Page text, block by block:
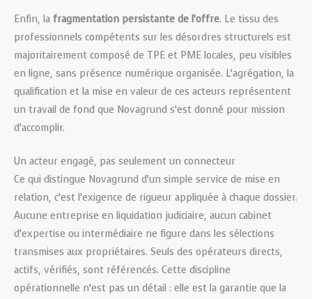
Enfin, la fragmentation persistante de l’offre. Le tissu des
professionnels compétents sur les désordres structurels est
majoritairement composé de TPE et PME locales, peu visibles
en ligne, sans présence numérique organisée. L’agrégation, la
qualification et la mise en valeur de ces acteurs représentent
un travail de fond que Novagrund s’est donné pour mission
d’accomplir.
Un acteur engagé, pas seulement un connecteur
Ce qui distingue Novagrund d’un simple service de mise en
relation, c’est l’exigence de rigueur appliquée à chaque dossier.
Aucune entreprise en liquidation judiciaire, aucun cabinet
d’expertise ou intermédiaire ne figure dans les sélections
transmises aux propriétaires. Seuls des opérateurs directs,
actifs, vérifiés, sont référencés. Cette discipline
opérationnelle n’est pas un détail : elle est la garantie que la